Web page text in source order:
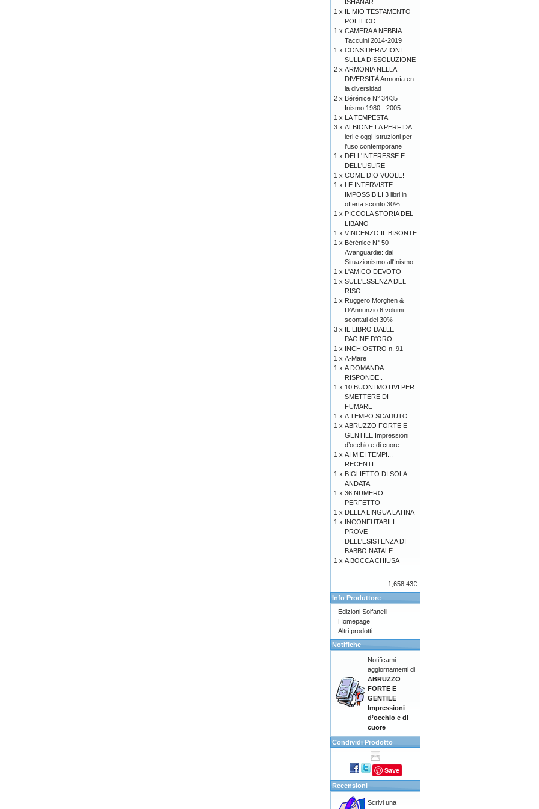
ISHANAR
1 x IL MIO TESTAMENTO
POLITICO
1 x CAMERA A NEBBIA
Taccuini 2014-2019
1 x CONSIDERAZIONI
SULLA DISSOLUZIONE
2 x ARMONIA NELLA
DIVERSITÀ Armonía en
la diversidad
2 x Bérénice N° 34/35
Inismo 1980 - 2005
1 x LA TEMPESTA
3 x ALBIONE LA PERFIDA
ieri e oggi Istruzioni per
l’uso contemporane
1 x DELL'INTERESSE E
DELL'USURE
1 x COME DIO VUOLE!
1 x LE INTERVISTE
IMPOSSIBILI 3 libri in
offerta sconto 30%
1 x PICCOLA STORIA DEL
LIBANO
1 x VINCENZO IL BISONTE
1 x Bérénice N° 50
Avanguardie: dal
Situazionismo all'Inismo
1 x L'AMICO DEVOTO
1 x SULL'ESSENZA DEL
RISO
1 x Ruggero Morghen &
D’Annunzio 6 volumi
scontati del 30%
3 x IL LIBRO DALLE
PAGINE D'ORO
1 x INCHIOSTRO n. 91
1 x A-Mare
1 x A DOMANDA
RISPONDE..
1 x 10 BUONI MOTIVI PER
SMETTERE DI
FUMARE
1 x A TEMPO SCADUTO
1 x ABRUZZO FORTE E
GENTILE Impressioni
d’occhio e di cuore
1 x AI MIEI TEMPI...
RECENTI
1 x BIGLIETTO DI SOLA
ANDATA
1 x 36 NUMERO
PERFETTO
1 x DELLA LINGUA LATINA
1 x INCONFUTABILI
PROVE
DELL'ESISTENZA DI
BABBO NATALE
1 x A BOCCA CHIUSA
1,658.43€
Info Produttore
- Edizioni Solfanelli
Homepage
- Altri prodotti
Notifiche
Notificami
aggiornamenti di
ABRUZZO
FORTE E
GENTILE
Impressioni
d’occhio e di
cuore
Condividi Prodotto
Save
Recensioni
Scrivi una